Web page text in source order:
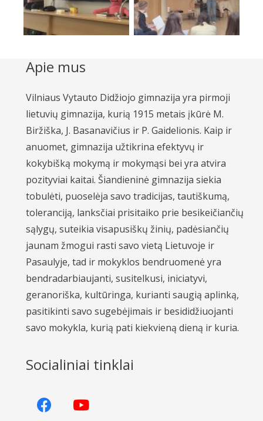
Apie mus
Vilniaus Vytauto Didžiojo gimnazija yra pirmoji
lietuvių gimnazija, kurią 1915 metais įkūrė M.
Biržiška, J. Basanavičius ir P. Gaidelionis. Kaip ir
anuomet, gimnazija užtikrina efektyvų ir
kokybišką mokymą ir mokymąsi bei yra atvira
pozityviai kaitai. Šiandieninė gimnazija siekia
tobulėti, puoselėja savo tradicijas, tautiškumą,
toleranciją, lanksčiai prisitaiko prie besikeičiančių
sąlygų, suteikia visapusiškų žinių, padėsiančių
jaunam žmogui rasti savo vietą Lietuvoje ir
Pasaulyje, tad ir mokyklos bendruomenė yra
bendradarbiaujanti, susitelkusi, iniciatyvi,
geranoriška, kultūringa, kurianti saugią aplinką,
pasitikinti savo sugebėjimais ir besididžiuojanti
savo mokykla, kurią pati kiekvieną dieną ir kuria.
Socialiniai tinklai